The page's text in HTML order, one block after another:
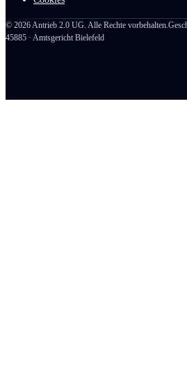
© 2026Antrieb 2.0 UG. Alle Rechte vorbehalten.
45885 · Amtsgericht Bielefeld